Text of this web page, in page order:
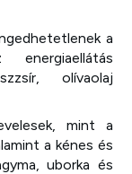
a
olívaolaj
mint a
a kénes és
uborka és